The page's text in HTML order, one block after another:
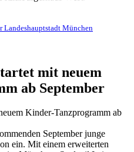
Landeshauptstadt München
mit neuem
ab September
September junge
ein. Mit einem erweiterten